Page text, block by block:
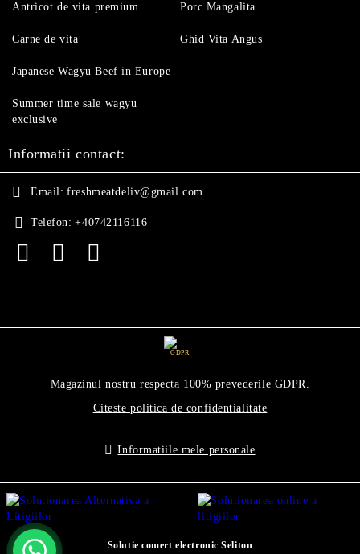
Antricot de vita premium
Carne de vita
Porc Mangalita
Ghid Vita Angus
Japanese Wagyu Beef in Europe
Summer time sale wagyu
exclusive
Informatii contact:
Email: freshmeatdeliv@gmail.com
Telefon: +40742116116
GDPR
Magazinul nostru respecta 100% prevederile GDPR.
Citeste politica de confidentialitate
Informatiile mele personale
Solutie comert electronic Seliton